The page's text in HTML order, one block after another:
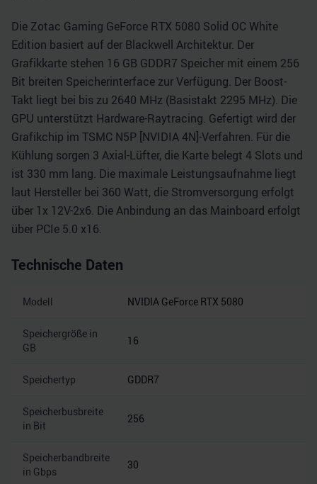
Die Zotac Gaming GeForce RTX 5080 Solid OC White
Edition basiert auf der Blackwell Architektur. Der
Grafikkarte stehen 16 GB GDDR7 Speicher mit einem 256
Bit breiten Speicherinterface zur Verfügung. Der Boost-
Takt liegt bei bis zu 2640 MHz (Basistakt 2295 MHz). Die
GPU unterstützt Hardware-Raytracing. Gefertigt wird der
Grafikchip im TSMC N5P [NVIDIA 4N]-Verfahren. Für die
Kühlung sorgen 3 Axial-Lüfter, die Karte belegt 4 Slots und
ist 330 mm lang. Die maximale Leistungsaufnahme liegt
laut Hersteller bei 360 Watt, die Stromversorgung erfolgt
über 1x 12V-2x6. Die Anbindung an das Mainboard erfolgt
über PCIe 5.0 x16.
Technische Daten
Modell NVIDIA GeForce RTX 5080
Speichergröße in
GB
16
Speichertyp GDDR7
Speicherbusbreite
in Bit
256
Speicherbandbreite
in Gbps
30